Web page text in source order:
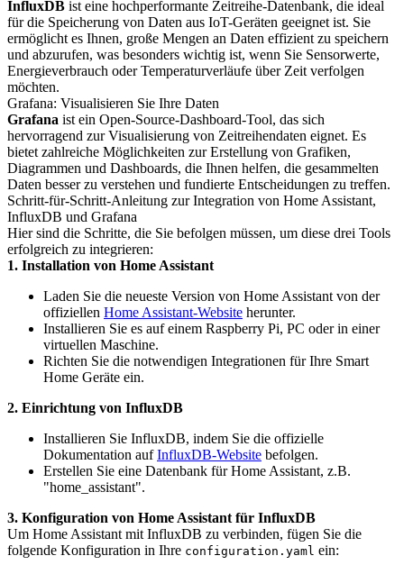
InfluxDB ist eine hochperformante Zeitreihe-Datenbank, die ideal
für die Speicherung von Daten aus IoT-Geräten geeignet ist. Sie
ermöglicht es Ihnen, große Mengen an Daten effizient zu speichern
und abzurufen, was besonders wichtig ist, wenn Sie Sensorwerte,
Energieverbrauch oder Temperaturverläufe über Zeit verfolgen
möchten.
Grafana: Visualisieren Sie Ihre Daten
Grafana ist ein Open-Source-Dashboard-Tool, das sich
hervorragend zur Visualisierung von Zeitreihendaten eignet. Es
bietet zahlreiche Möglichkeiten zur Erstellung von Grafiken,
Diagrammen und Dashboards, die Ihnen helfen, die gesammelten
Daten besser zu verstehen und fundierte Entscheidungen zu treffen.
Schritt-für-Schritt-Anleitung zur Integration von Home Assistant,
InfluxDB und Grafana
Hier sind die Schritte, die Sie befolgen müssen, um diese drei Tools
erfolgreich zu integrieren:
1. Installation von Home Assistant
Laden Sie die neueste Version von Home Assistant von der
offiziellen Home Assistant-Website herunter.
Installieren Sie es auf einem Raspberry Pi, PC oder in einer
virtuellen Maschine.
Richten Sie die notwendigen Integrationen für Ihre Smart
Home Geräte ein.
2. Einrichtung von InfluxDB
Installieren Sie InfluxDB, indem Sie die offizielle
Dokumentation aufInfluxDB-Website befolgen.
Erstellen Sie eine Datenbank für Home Assistant, z.B.
"home_assistant".
3. Konfiguration von Home Assistant für InfluxDB
Um Home Assistant mit InfluxDB zu verbinden, fügen Sie die
folgende Konfiguration in Ihre configuration.yaml ein: